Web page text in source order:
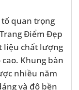
quan trọng
Điểm Đẹp
liệu chất lượng
Khung bàn
nhiều năm
và độ bền